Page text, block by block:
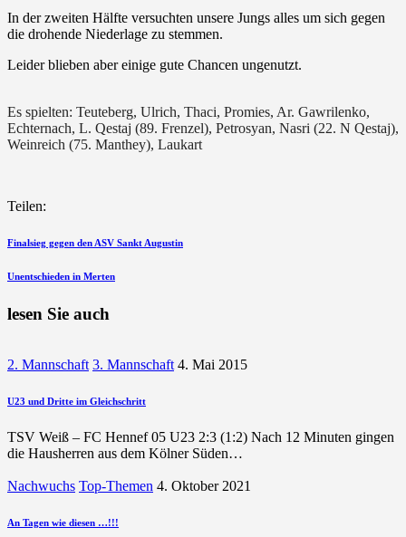
In der zweiten Hälfte versuchten unsere Jungs alles um sich gegen
die drohende Niederlage zu stemmen.
Leider blieben aber einige gute Chancen ungenutzt.
Es spielten: Teuteberg, Ulrich, Thaci, Promies, Ar. Gawrilenko,
Echternach, L. Qestaj (89. Frenzel), Petrosyan, Nasri (22. N Qestaj),
Weinreich (75. Manthey), Laukart
Teilen:
Beitragsnavigation
vorherigen
Finalsieg gegen den ASV Sankt Augustin
nächsten
Unentschieden in Merten
lesen Sie auch
2. Mannschaft 3. Mannschaft 4. Mai 2015
U23 und Dritte im Gleichschritt
TSV Weiß – FC Hennef 05 U23 2:3 (1:2) Nach 12 Minuten gingen
die Hausherren aus dem Kölner Süden…
Nachwuchs Top-Themen 4. Oktober 2021
An Tagen wie diesen …!!!